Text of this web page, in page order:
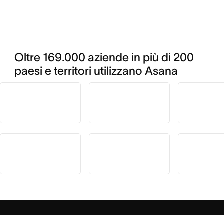
Oltre 169.000 aziende in più di 200
paesi e territori utilizzano Asana